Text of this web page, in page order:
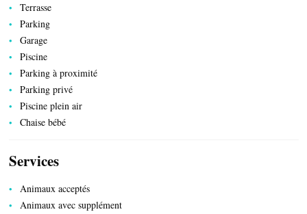
PRODUITS DU TERROIR
Terrasse
Parking
Garage
Piscine
Parking à proximité
Parking privé
Piscine plein air
Chaise bébé
Services
Animaux acceptés
Animaux avec supplément